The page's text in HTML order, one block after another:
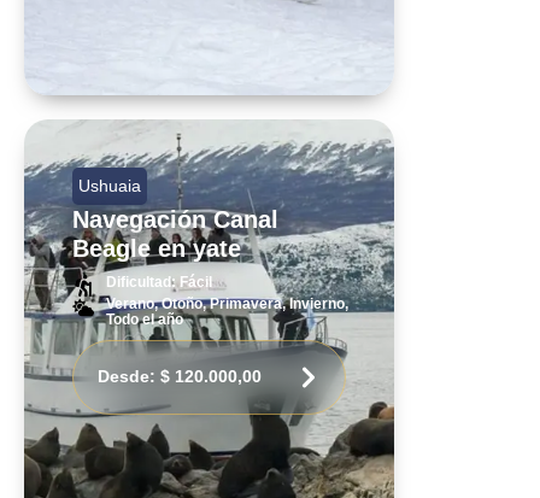
Ushuaia
Navegación Canal
Beagle en yate
Dificultad: Fácil
Verano, Otoño, Primavera, Invierno,
Todo el año
Desde: $ 120.000,00